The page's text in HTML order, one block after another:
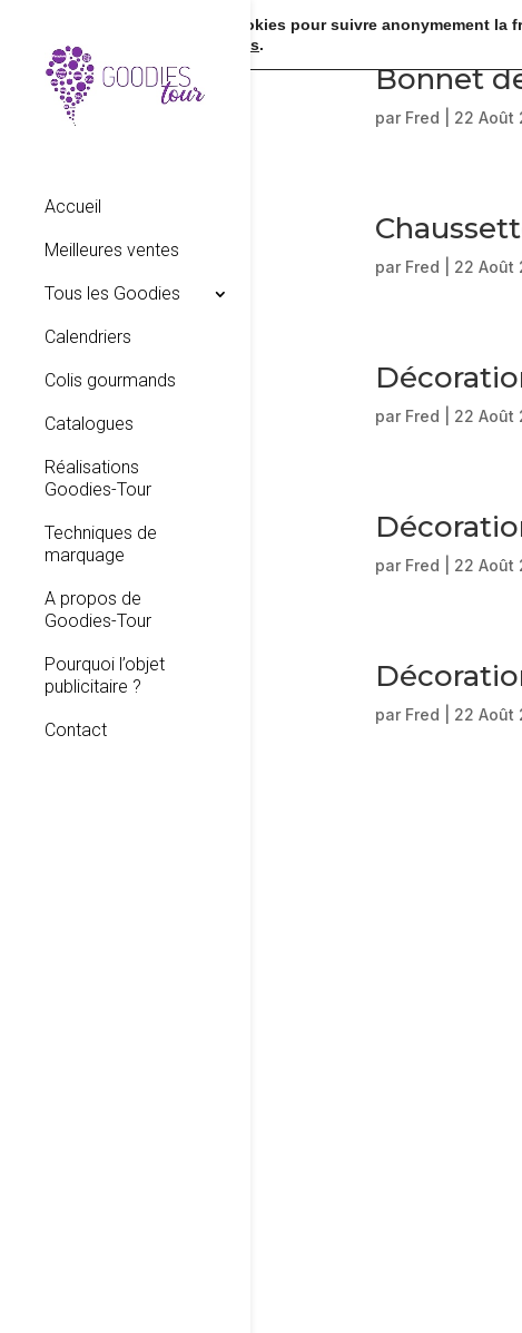
Accueil
Meilleures ventes
Tous les Goodies
Calendriers
Colis gourmands
Catalogues
Réalisations
Goodies-Tour
Techniques de
marquage
A propos de
Goodies-Tour
Pourquoi l’objet
publicitaire ?
Contact
Bonnet
par Fred 22 Août
par Fred 22 Août
par Fred 22 Août
par Fred 22 Août
par Fred 22 Août
Nous utilisons des cookies pour suivre anonymement
en cliquant sur
settings.